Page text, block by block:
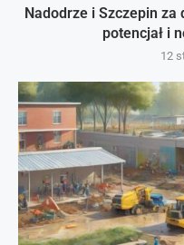
Nadodrze i Szczepin
potencjał i
12